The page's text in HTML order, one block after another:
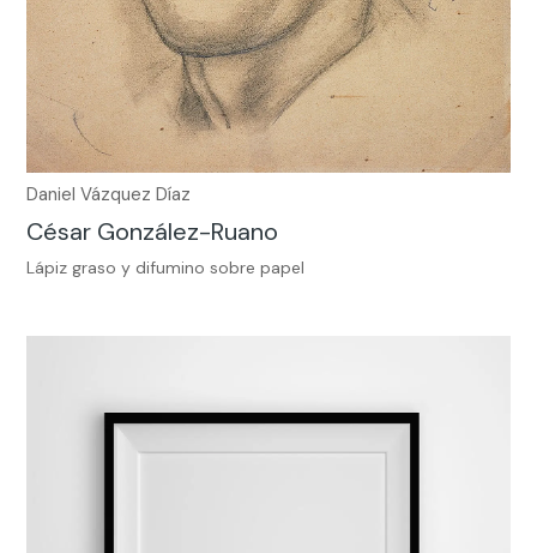
Daniel Vázquez Díaz
César González-Ruano
Lápiz graso y difumino sobre papel